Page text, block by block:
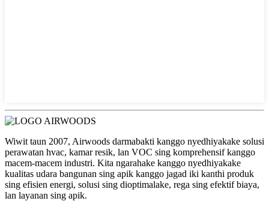
Wiwit taun 2007, Airwoods darmabakti kanggo nyedhiyakake solusi
perawatan hvac, kamar resik, lan VOC sing komprehensif kanggo
macem-macem industri. Kita ngarahake kanggo nyedhiyakake
kualitas udara bangunan sing apik kanggo jagad iki kanthi produk
sing efisien energi, solusi sing dioptimalake, rega sing efektif biaya,
lan layanan sing apik.